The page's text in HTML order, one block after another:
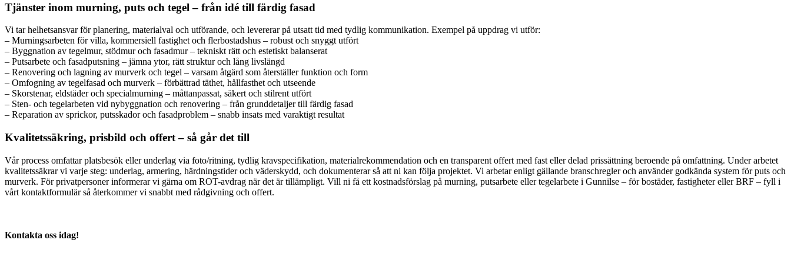
Tjänster inom murning, puts och tegel – från idé till färdig fasad
Vi tar helhetsansvar för planering, materialval och utförande, och levererar på utsatt tid med tydlig kommunikation. Exempel på uppdrag vi utför:
– Murningsarbeten för villa, kommersiell fastighet och flerbostadshus – robust och snyggt utfört
– Byggnation av tegelmur, stödmur och fasadmur – tekniskt rätt och estetiskt balanserat
– Putsarbete och fasadputsning – jämna ytor, rätt struktur och lång livslängd
– Renovering och lagning av murverk och tegel – varsam åtgärd som återställer funktion och form
– Omfogning av tegelfasad och murverk – förbättrad täthet, hållfasthet och utseende
– Skorstenar, eldstäder och specialmurning – måttanpassat, säkert och stilrent utfört
– Sten- och tegelarbeten vid nybyggnation och renovering – från grunddetaljer till färdig fasad
– Reparation av sprickor, putsskador och fasadproblem – snabb insats med varaktigt resultat
Kvalitetssäkring, prisbild och offert – så går det till
Vår process omfattar platsbesök eller underlag via foto/ritning, tydlig kravspecifikation, materialrekommendation och en transparent offert med fast eller delad prissättning beroende på omfattning. Under arbetet
kvalitetssäkrar vi varje steg: underlag, armering, härdningstider och väderskydd, och dokumenterar så att ni kan följa projektet. Vi arbetar enligt gällande branschregler och använder godkända system för puts och
murverk. För privatpersoner informerar vi gärna om ROT-avdrag när det är tillämpligt. Vill ni få ett kostnadsförslag på murning, putsarbete eller tegelarbete i Gunnilse – för bostäder, fastigheter eller BRF – fyll i
vårt kontaktformulär så återkommer vi snabbt med rådgivning och offert.
Kontakta oss idag!